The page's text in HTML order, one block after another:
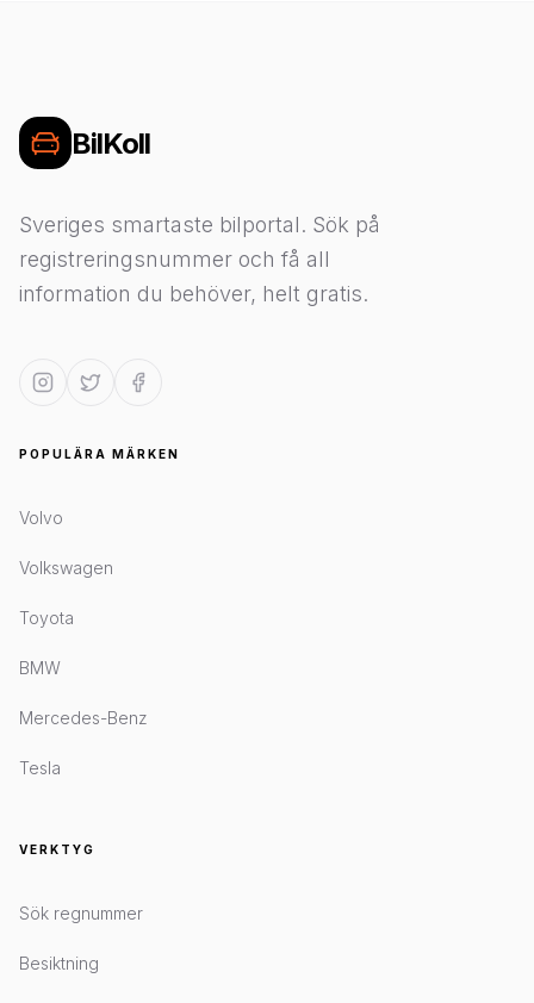
BilKoll
Sveriges smartaste bilportal. Sök på
registreringsnummer och få all
information du behöver, helt gratis.
POPULÄRA MÄRKEN
Volvo
Volkswagen
Toyota
BMW
Mercedes-Benz
Tesla
VERKTYG
Sök regnummer
Besiktning